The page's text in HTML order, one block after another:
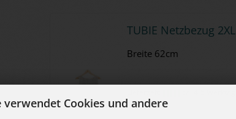
verwendet Cookies und andere
TUBIE Netz­be­zug 2XL
Brei­te 62cm
abweichend)